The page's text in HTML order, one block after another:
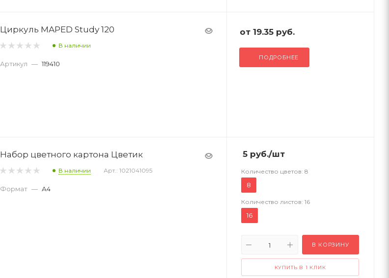
Циркуль MAPED Study 120
В наличии
Артикул — 119410
от 19.35 руб.
ПОДРОБНЕЕ
Набор цветного картона Цветик
В наличии Арт.: 1021041095
Формат — А4
5 руб./шт
Количество цветов: 8
8
Количество листов: 16
16
В КОРЗИНУ
КУПИТЬ В 1 КЛИК